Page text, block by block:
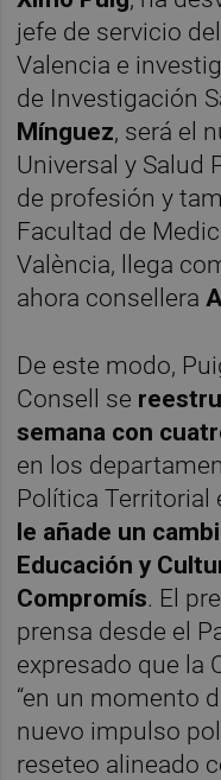
jefe de servicio
Valencia e
de Investigación
Mínguez, será el
Universal y Salud
de profesión y
Facultad de
València, llega
ahora consellera
De este modo,
Consell se
semana con
en los
Política Territorial
le añade un
Educación y
Compromís. El
prensa desde el
expresado que la
“en un momento
nuevo impulso
reseteo alineado